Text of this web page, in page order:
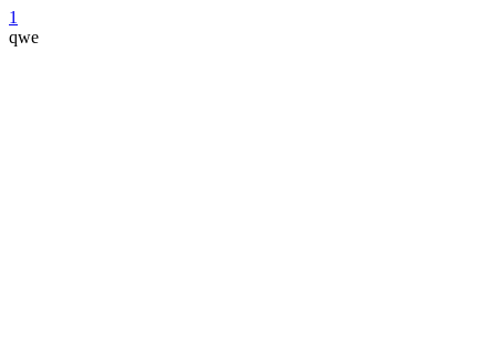
1
qwe